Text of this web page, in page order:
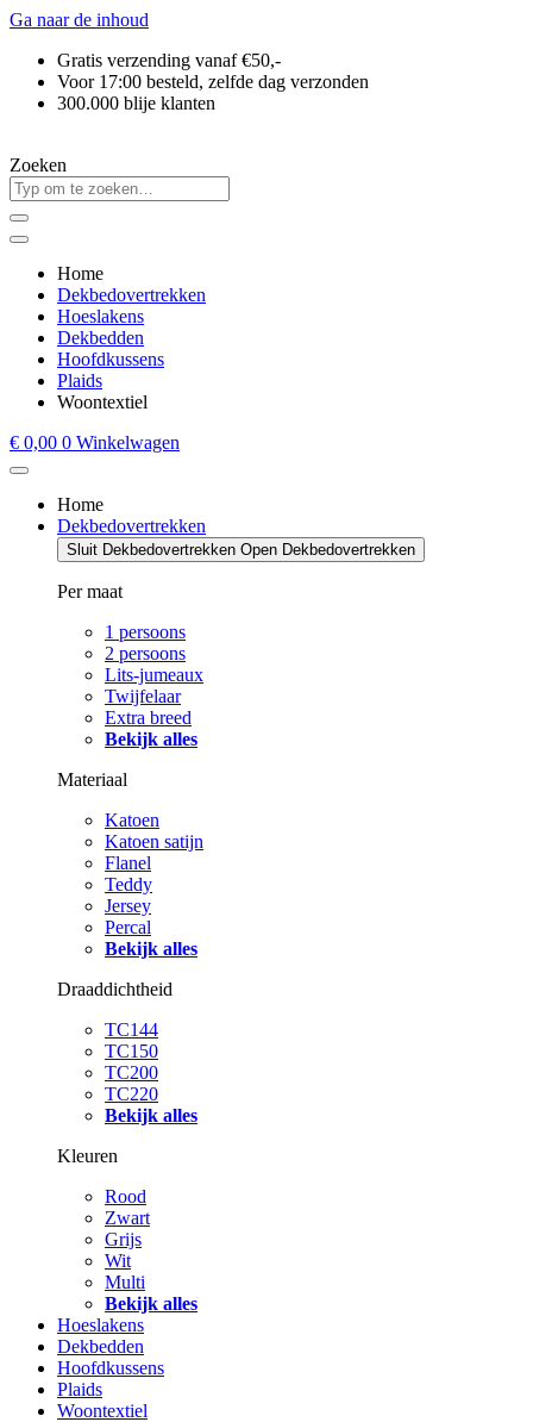
Ga naar de inhoud
Gratis verzending vanaf €50,-
Voor 17:00 besteld, zelfde dag verzonden
300.000 blije klanten
Zoeken
Home
Dekbedovertrekken
Hoeslakens
Dekbedden
Hoofdkussens
Plaids
Woontextiel
€ 0,00 0 Winkelwagen
Home
Dekbedovertrekken
Sluit Dekbedovertrekken Open Dekbedovertrekken
Per maat
1 persoons
2 persoons
Lits-jumeaux
Twijfelaar
Extra breed
Bekijk alles
Materiaal
Katoen
Katoen satijn
Flanel
Teddy
Jersey
Percal
Bekijk alles
Draaddichtheid
TC144
TC150
TC200
TC220
Bekijk alles
Kleuren
Rood
Zwart
Grijs
Wit
Multi
Bekijk alles
Hoeslakens
Dekbedden
Hoofdkussens
Plaids
Woontextiel